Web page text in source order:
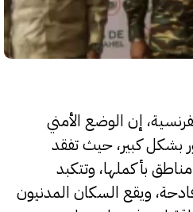
إن الوضع الأمني
بشكل كبير، حيث تفقد
بأكملها، وتتكبد
ويقع السكان المدنيون